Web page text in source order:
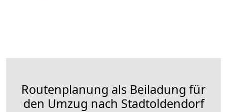
Routenplanung als Beiladung für
den Umzug nach Stadtoldendorf